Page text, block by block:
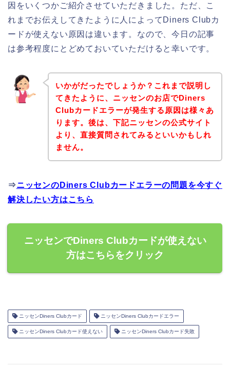
因をいくつかご紹介させていただきました。ただ、こ
れまでお伝えしてきたように人によってDiners Clubカ
ードが使えない原因は違います。なので、今日の記事
は参考程度にとどめておいていただけると幸いです。
いかがだったでしょうか？これまで説明し
てきたように、ニッセンのお店でDiners
Clubカードエラーが発生する原因は様々あ
ります。後は、下記ニッセンの公式サイト
より、直接質問されてみるといいかもしれ
ません。
⇒ニッセンのDiners Clubカードエラーの問題を今すぐ
解決したい方はこちら
ニッセンでDiners Clubカードが使えない
方はこちらをクリック
ニッセンDiners Clubカード ニッセンDiners Clubカードエラー
ニッセンDiners Clubカード使えない ニッセンDiners Clubカード失敗